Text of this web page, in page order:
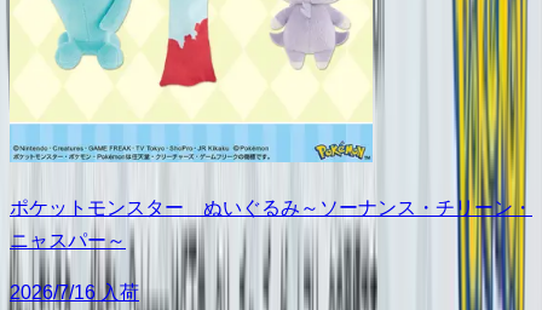
ポケットモンスター ぬいぐるみ～ソーナンス・チリーン・
ニャスパー～
2026/7/16 入荷